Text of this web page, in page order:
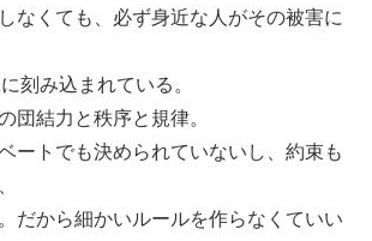
なくても、 必ず身近な人がその被害に
刻み込まれている。
団結力と秩序と規律。
ートでも決められていないし、 約束も
だから細かいルールを作らなくていい